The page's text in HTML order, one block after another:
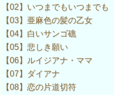
【02】いつまでもいつまでも
【03】亜麻色の髪の乙女
【04】白いサンゴ礁
【05】悲しき願い
【06】ルイジアナ・ママ
【07】ダイアナ
【08】恋の片道切符